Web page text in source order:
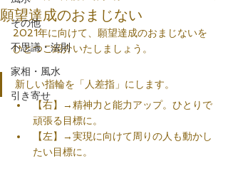
その他
不思議・法則
家相・風水
引き寄せ
願望達成のおまじない
2021年に向けて、願望達成のおまじないを
ひとつご紹介いたしましょう。
新しい指輪を「人差指」にします。
【右】→精神力と能力アップ。ひとりで
頑張る目標に。
【左】→実現に向けて周りの人も動かし
たい目標に。